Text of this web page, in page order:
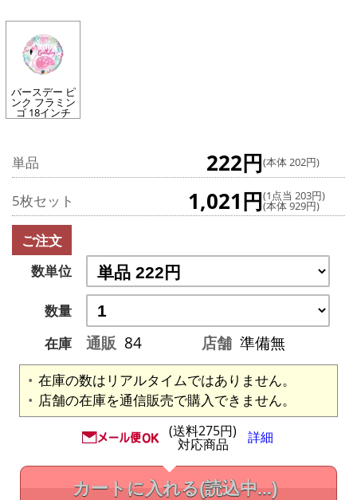
バースデー ピ
ンク フラミン
ゴ 18インチ
単品 222円(本体 202円)
5枚セット 1,021円(1点当 203円)
(本体 929円)
ご注文
数単位
数量
在庫
通販 84 店舗 準備無
在庫の数はリアルタイムではありません。
店舗の在庫を通信販売で購入できません。
(送料275円)
対応商品 詳細
カートに入れる(読込中...)